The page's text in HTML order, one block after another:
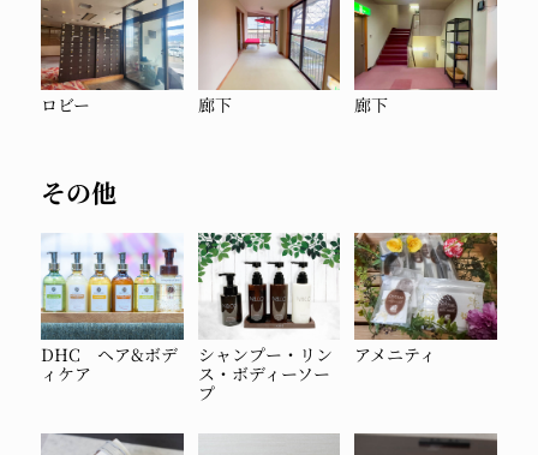
ロビー 廊下 廊下
その他
DHC ヘア&ボデ
ィケア
シャンプー・リン
ス・ボディーソー
プ
アメニティ